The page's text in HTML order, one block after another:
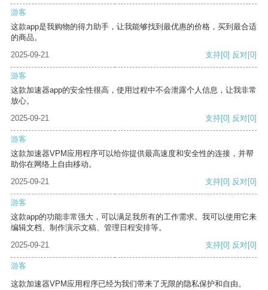
游客
这款app是我购物的得力助手，让我能够找到最优惠的价格，买到最合适
的商品。
2025-09-21
支持[0] 反对[0]
游客
这款加速器app的安全性很高，使用过程中不会泄露个人信息，让我非常
放心。
2025-09-21
支持[0] 反对[0]
游客
这款加速器VPM应用程序可以给你提供最高速度和安全性的连接，并帮
助你在网络上自由移动。
2025-09-21
支持[0] 反对[0]
游客
这款app的功能非常强大，可以满足我所有的工作需求。我可以使用它来
编辑文档、制作演示文稿、管理日程安排等。
2025-09-21
支持[0] 反对[0]
游客
这款加速器VPM应用程序已经为我们带来了无限的隐私保护和自由。